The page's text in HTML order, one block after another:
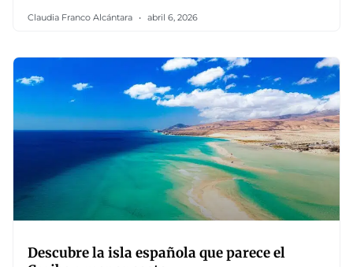
Claudia Franco Alcántara abril 6, 2026
Descubre la isla española que parece el